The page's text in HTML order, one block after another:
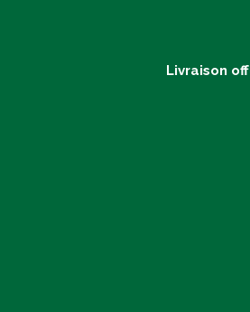
Livraison